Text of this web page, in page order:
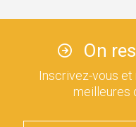
On
Inscrivez-vous
meilleures